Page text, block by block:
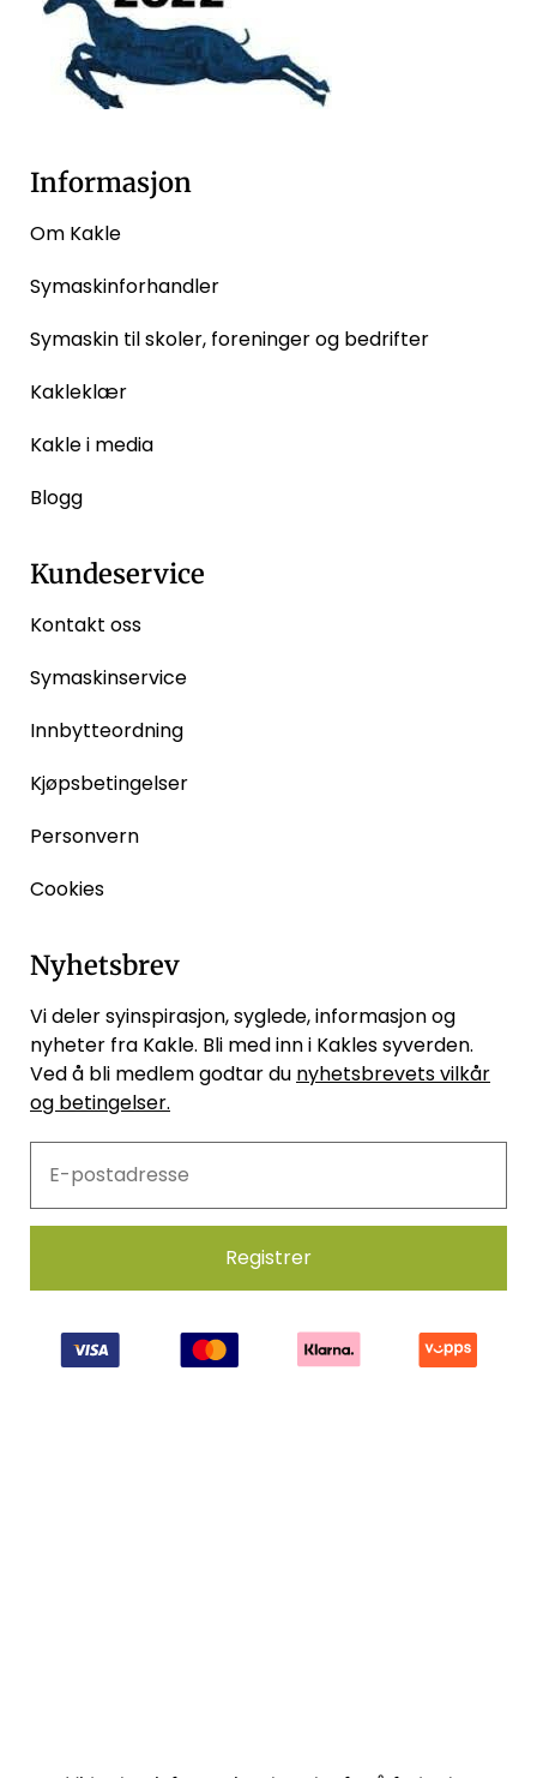
Informasjon
Om Kakle
Symaskinforhandler
Symaskin til skoler, foreninger og bedrifter
Kakleklær
Kakle i media
Blogg
Kundeservice
Kontakt oss
Symaskinservice
Innbytteordning
Kjøpsbetingelser
Personvern
Cookies
Nyhetsbrev
Vi deler syinspirasjon, syglede, informasjon og
nyheter fra Kakle. Bli med inn i Kakles syverden.
Ved å bli medlem godtar du nyhetsbrevets vilkår
og betingelser.